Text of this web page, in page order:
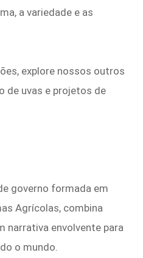
a variedade e as
explore nossos outros
de uvas e projetos de
governo formada em
Agrícolas, combina
narrativa envolvente para
o mundo.